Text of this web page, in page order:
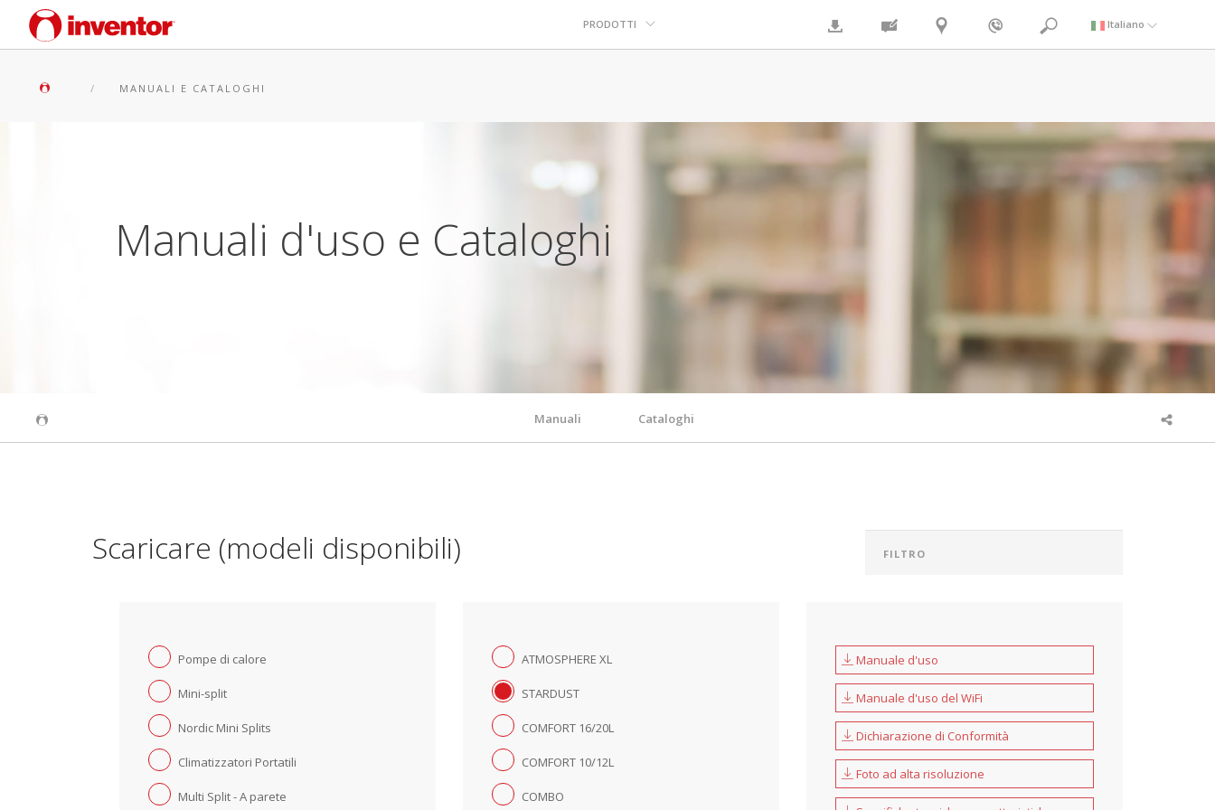
PRODOTTI Italiano
MANUALI E CATALOGHI
Manuali d'uso e Cataloghi
Manuali Cataloghi
Scaricare (modeli disponibili)
Pompe di calore
Mini-split
Nordic Mini Splits
Climatizzatori Portatili
Multi Split - A parete
ATMOSPHERE XL
STARDUST
COMFORT 16/20L
COMFORT 10/12L
COMBO
Manuale d'uso
Manuale d'uso del WiFi
Dichiarazione di Conformità
Foto ad alta risoluzione